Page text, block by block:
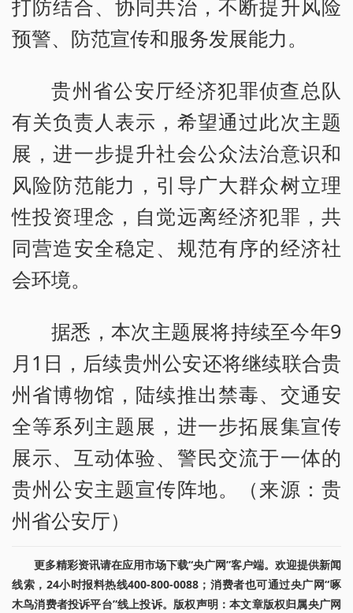
打防结合、协同共治，不断提升风险
预警、防范宣传和服务发展能力。
贵州省公安厅经济犯罪侦查总队
有关负责人表示，希望通过此次主题
展，进一步提升社会公众法治意识和
风险防范能力，引导广大群众树立理
性投资理念，自觉远离经济犯罪，共
同营造安全稳定、规范有序的经济社
会环境。
据悉，本次主题展将持续至今年9
月1日，后续贵州公安还将继续联合贵
州省博物馆，陆续推出禁毒、交通安
全等系列主题展，进一步拓展集宣传
展示、互动体验、警民交流于一体的
贵州公安主题宣传阵地。（来源：贵
州省公安厅）
更多精彩资讯请在应用市场下载“央广网”客户端。欢迎提供新闻
线索，24小时报料热线400-800-0088；消费者也可通过央广网“啄
木鸟消费者投诉平台”线上投诉。版权声明：本文章版权归属央广网